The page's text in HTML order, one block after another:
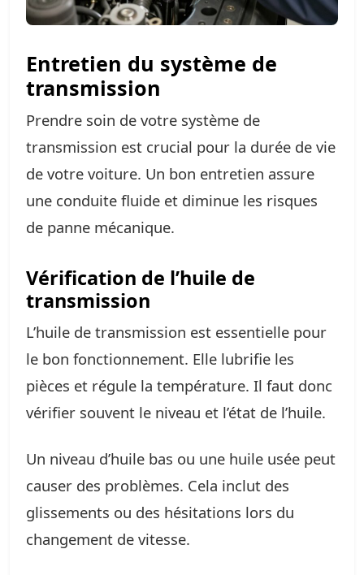
Entretien du système de
transmission
Prendre soin de votre système de
transmission est crucial pour la durée de vie
de votre voiture. Un bon entretien assure
une conduite fluide et diminue les risques
de panne mécanique.
Vérification de l’huile de
transmission
L’huile de transmission est essentielle pour
le bon fonctionnement. Elle lubrifie les
pièces et régule la température. Il faut donc
vérifier souvent le niveau et l’état de l’huile.
Un niveau d’huile bas ou une huile usée peut
causer des problèmes. Cela inclut des
glissements ou des hésitations lors du
changement de vitesse.